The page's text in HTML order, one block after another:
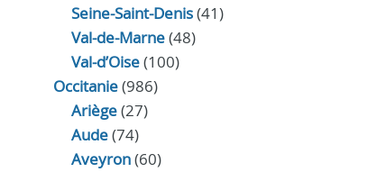
Seine-Saint-Denis(41)
Val-de-Marne(48)
Val-d’Oise(100)
Occitanie(986)
Ariège(27)
Aude(74)
Aveyron(60)